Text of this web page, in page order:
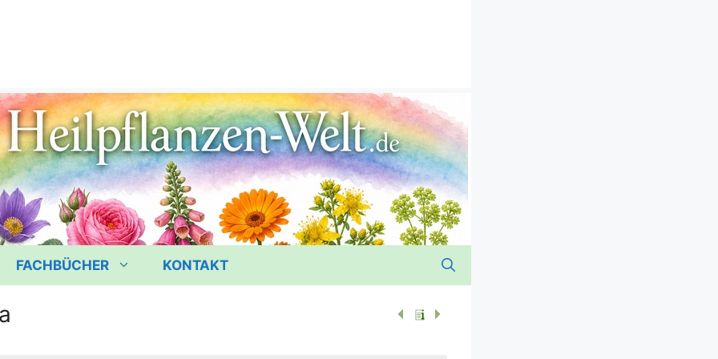
FACHBÜCHER KONTAKT